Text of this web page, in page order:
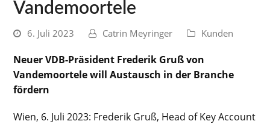
Vandemoortele
6. Juli 2023 Catrin Meyringer Kunden
Neuer VDB-Präsident Frederik Gruß von
Vandemoortele will Austausch in der Branche
fördern
Wien, 6. Juli 2023: Frederik Gruß, Head of Key Account